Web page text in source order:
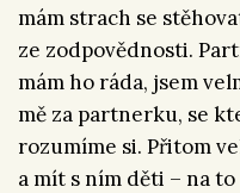
mám strach se
ze zodpovědnosti.
mám ho ráda, jsem
mě za partnerku, se
rozumíme si. Přitom
a mít s ním děti – na